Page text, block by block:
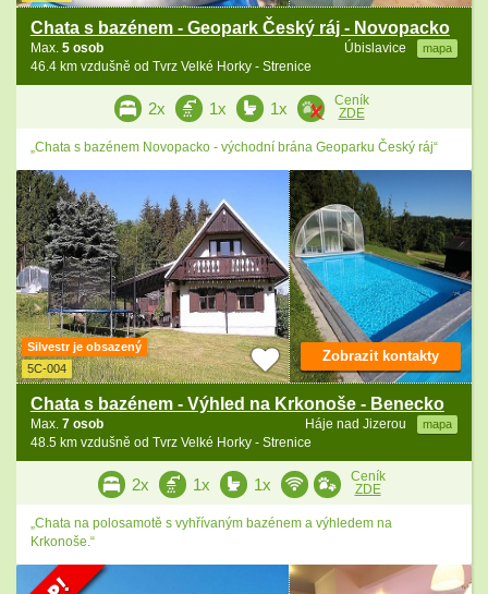
Chata s bazénem - Geopark Český ráj - Novopacko
Úbislavice mapa
Max. 5 osob
46.4 km vzdušně od Tvrz Velké Horky - Strenice
2x 1x 1x
Ceník
ZDE
„Chata s bazénem Novopacko - východní brána Geoparku Český ráj“
Silvestr je obsazený
5C-004
Chata s bazénem - Výhled na Krkonoše - Benecko
Háje nad Jizerou mapa
Max. 7 osob
48.5 km vzdušně od Tvrz Velké Horky - Strenice
Zobrazit kontakty
2x 1x 1x
Ceník
ZDE
„Chata na polosamotě s vyhřívaným bazénem a výhledem na
Krkonoše.“